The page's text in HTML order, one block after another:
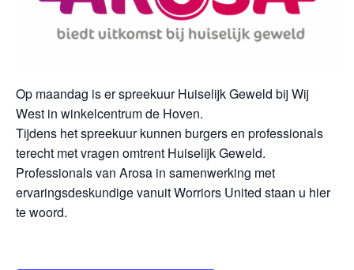
Op maandag is er spreekuur Huiselijk Geweld bij Wij
West in winkelcentrum de Hoven.
Tijdens het spreekuur kunnen burgers en professionals
terecht met vragen omtrent Huiselijk Geweld.
Professionals van Arosa in samenwerking met
ervaringsdeskundige vanuit Worriors United staan u hier
te woord.